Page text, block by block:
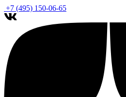
+7 (495) 150-06-65